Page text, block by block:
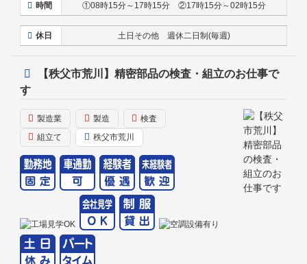
時間 ①08時15分～17時15分 ②17時15分～02時15分
休日 土日その他 週休二日制(毎週)
【秩父市荒川】精密部品の検査・組立のお仕事で
す
製造業 製造
検査
組立て
秩父市荒川